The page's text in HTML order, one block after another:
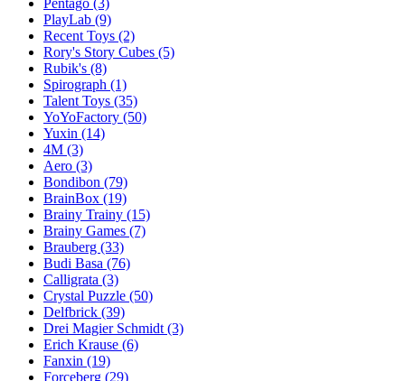
Pentago (3)
PlayLab (9)
Recent Toys (2)
Rory's Story Cubes (5)
Rubik's (8)
Spirograph (1)
Talent Toys (35)
YoYoFactory (50)
Yuxin (14)
4M (3)
Aero (3)
Bondibon (79)
BrainBox (19)
Brainy Trainy (15)
Brainy Games (7)
Brauberg (33)
Budi Basa (76)
Calligrata (3)
Crystal Puzzle (50)
Delfbrick (39)
Drei Magier Schmidt (3)
Erich Krause (6)
Fanxin (19)
Forceberg (29)